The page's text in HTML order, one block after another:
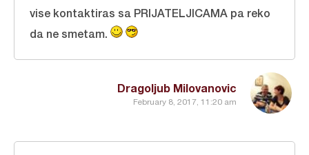
Dragoljub Milovanovic
February 8, 2017, 11:20 am
vise kontaktiras sa PRIJATELJICAMA pa reko
da ne smetam.